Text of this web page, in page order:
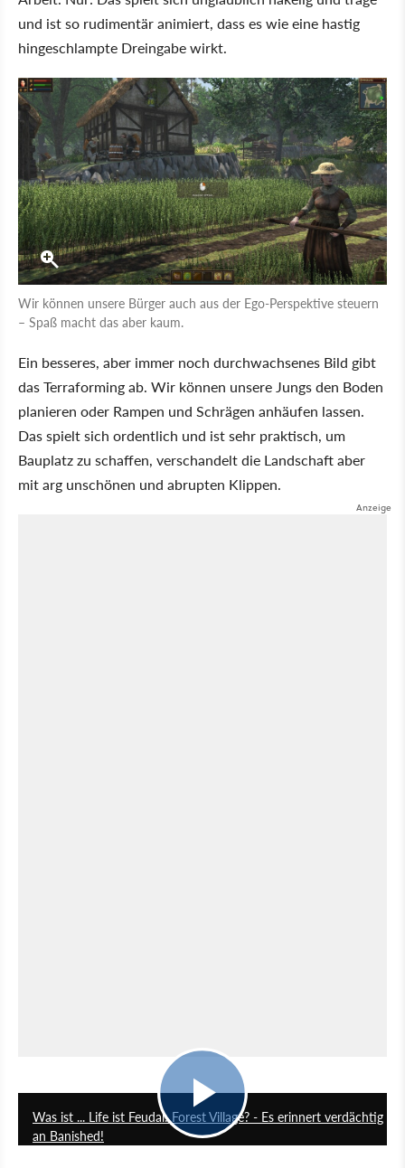
und ist so rudimentär animiert, dass es wie eine hastig
hingeschlampte Dreingabe wirkt.
Wir können unsere Bürger auch aus der Ego-Perspektive steuern
– Spaß macht das aber kaum.
Ein besseres, aber immer noch durchwachsenes Bild gibt
das Terraforming ab. Wir können unsere Jungs den Boden
planieren oder Rampen und Schrägen anhäufen lassen.
Das spielt sich ordentlich und ist sehr praktisch, um
Bauplatz zu schaffen, verschandelt die Landschaft aber
mit arg unschönen und abrupten Klippen.
Was ist ... Life ist Feudal: Forest Village? - Es erinnert verdächtig
an Banished!